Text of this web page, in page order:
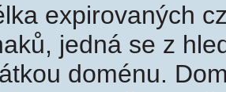
expirovaných
jedná se z
doménu.